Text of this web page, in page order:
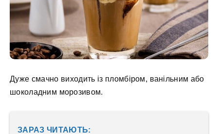
Дуже смачно виходить із пломбіром, ванільним або
шоколадним морозивом.
ЗАРАЗ ЧИТАЮТЬ: